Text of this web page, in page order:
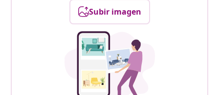
Subir imagen